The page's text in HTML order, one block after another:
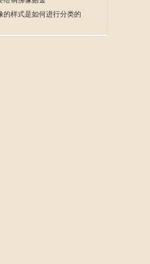
的样式是如何进行分类的